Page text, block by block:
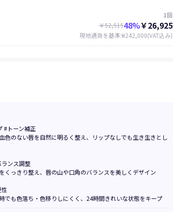
1回
￥52,51548%￥26,925
現地通貨を基準:₩242,000(VAT込み)
#トーン補正
色のない唇を自然に明るく整え、リップなしでも生き生きとし
ンス調整
くっきり整え、唇の山や口角のバランスを美しくデザイン
でも色落ち・色移りしにくく、24時間きれいな状態をキープ